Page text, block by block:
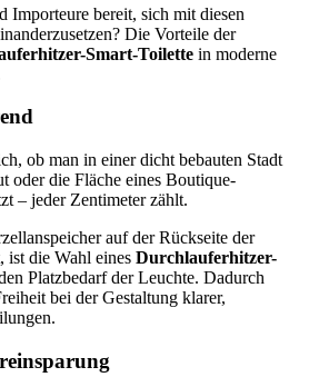
Importeure bereit, sich mit diesen
Die Vorteile der
Smart-Toilette in moderne
ob man in einer dicht bebauten Stadt
oder die Fläche eines Boutique-
– jeder Zentimeter zählt.
auf der Rückseite der
ist die Wahl eines Durchlauferhitzer-
Platzbedarf der Leuchte. Dadurch
bei der Gestaltung klarer,